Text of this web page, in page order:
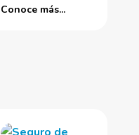
Conoce más...